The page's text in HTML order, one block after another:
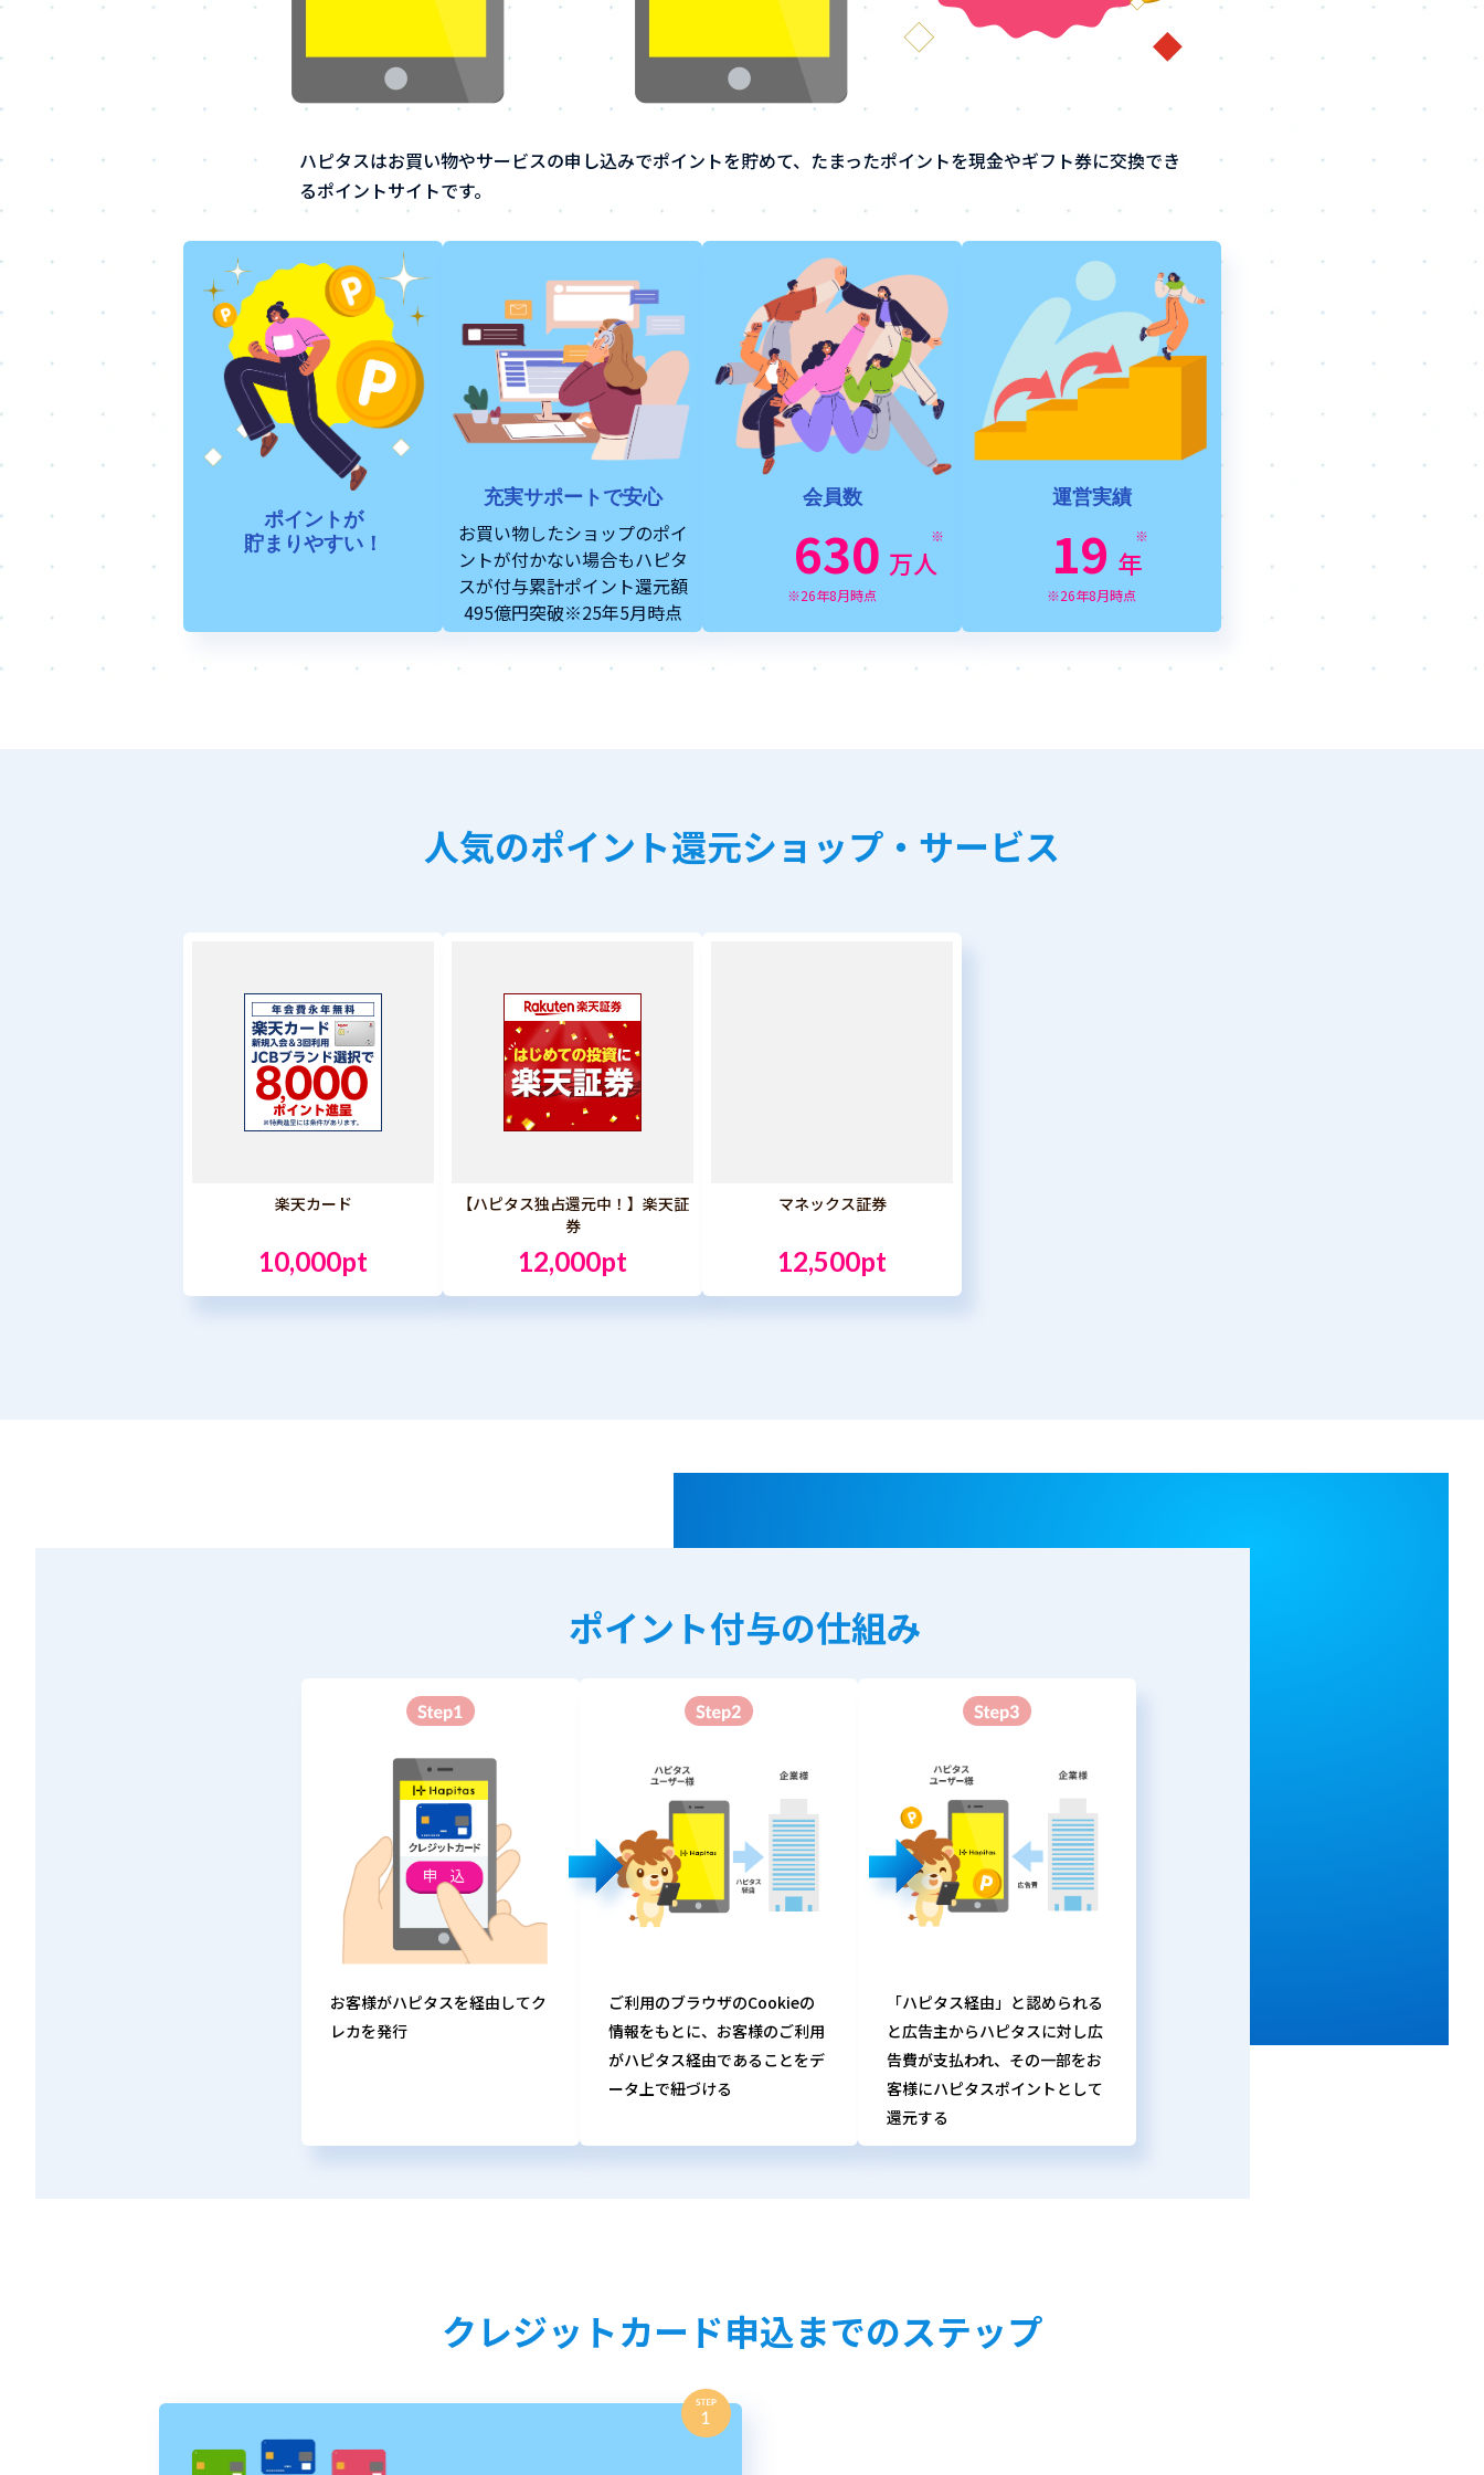
ハピタスはお買い物やサービスの申し込みでポイントを貯めて、たまったポイントを現金やギフト券に交換でき
るポイントサイトです。
ポイントが
貯まりやすい！
充実サポートで安心
お買い物したショップのポイ
ントが付かない場合もハピタ
スが付与累計ポイント還元額
495億円突破※25年5月時点
会員数
630 万人
※
※26年8月時点
運営実績
19 年
※
※26年8月時点
人気のポイント還元ショップ・サービス
楽天カード
10,000pt
【ハピタス独占還元中！】楽天証
券
12,000pt
マネックス証券
12,500pt
ポイント付与の仕組み
お客様がハピタスを経由してク
レカを発行
ご利用のブラウザのCookieの
情報をもとに、お客様のご利用
がハピタス経由であることをデ
ータ上で紐づける
「ハピタス経由」と認められる
と広告主からハピタスに対し広
告費が支払われ、その一部をお
客様にハピタスポイントとして
還元する
クレジットカード申込までのステップ